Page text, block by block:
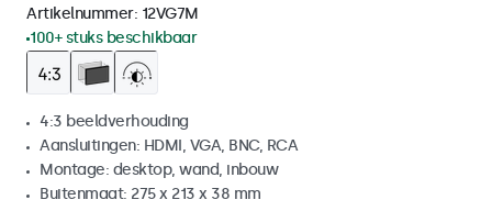
Artikelnummer: 12VG7M
100+ stuks beschikbaar
4:3 beeldverhouding
Aansluitingen: HDMI, VGA, BNC, RCA
Montage: desktop, wand, inbouw
Buitenmaat: 275 x 213 x 38 mm